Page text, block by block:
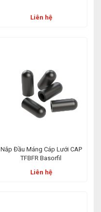
Liên hệ
Nắp Đầu Máng Cáp Lưới CAP
TFBFR Basorfil
Liên hệ